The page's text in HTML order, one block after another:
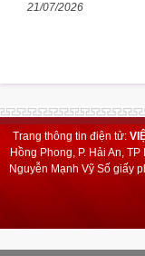
21/07/2026
Trang thông tin điện tử:
Hồng Phong, P. Hải An,
Nguyễn Mạnh VỹSố giấy